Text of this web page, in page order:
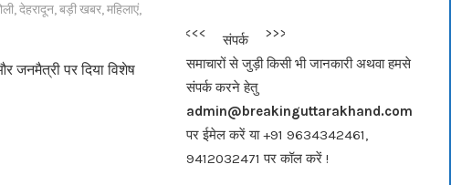
,देहरादून,बड़ी खबर,महिलाएं,
जनमैत्री पर दिया विशेष
b
o
o
k
<<< संपर्क
>>>
समाचारों से जुड़ी किसी भी जानकारी अथवा हमसे
संपर्क करने हेतु
admin@breakinguttarakhand.com
पर ईमेल करें या +91 9634342461,
9412032471 पर कॉल करें !